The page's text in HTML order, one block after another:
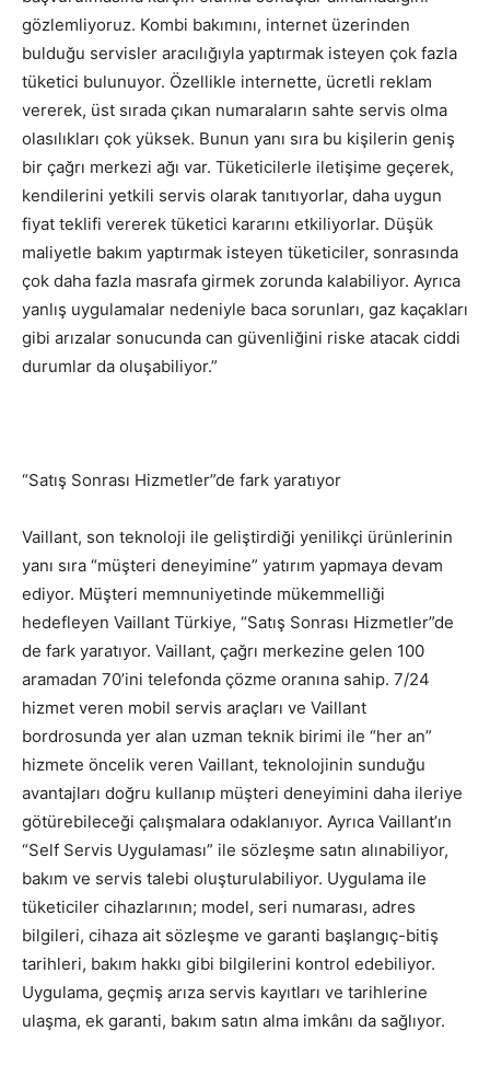
gözlemliyoruz. Kombi bakımını, internet üzerinden
bulduğu servisler aracılığıyla yaptırmak isteyen çok fazla
tüketici bulunuyor. Özellikle internette, ücretli reklam
vererek, üst sırada çıkan numaraların sahte servis olma
olasılıkları çok yüksek. Bunun yanı sıra bu kişilerin geniş
bir çağrı merkezi ağı var. Tüketicilerle iletişime geçerek,
kendilerini yetkili servis olarak tanıtıyorlar, daha uygun
fiyat teklifi vererek tüketici kararını etkiliyorlar. Düşük
maliyetle bakım yaptırmak isteyen tüketiciler, sonrasında
çok daha fazla masrafa girmek zorunda kalabiliyor. Ayrıca
yanlış uygulamalar nedeniyle baca sorunları, gaz kaçakları
gibi arızalar sonucunda can güvenliğini riske atacak ciddi
durumlar da oluşabiliyor.”
“Satış Sonrası Hizmetler”de fark yaratıyor
Vaillant, son teknoloji ile geliştirdiği yenilikçi ürünlerinin
yanı sıra “müşteri deneyimine” yatırım yapmaya devam
ediyor. Müşteri memnuniyetinde mükemmelliği
hedefleyen Vaillant Türkiye, “Satış Sonrası Hizmetler”de
de fark yaratıyor. Vaillant, çağrı merkezine gelen 100
aramadan 70’ini telefonda çözme oranına sahip. 7/24
hizmet veren mobil servis araçları ve Vaillant
bordrosunda yer alan uzman teknik birimi ile “her an”
hizmete öncelik veren Vaillant, teknolojinin sunduğu
avantajları doğru kullanıp müşteri deneyimini daha ileriye
götürebileceği çalışmalara odaklanıyor. Ayrıca Vaillant’ın
“Self Servis Uygulaması” ile sözleşme satın alınabiliyor,
bakım ve servis talebi oluşturulabiliyor. Uygulama ile
tüketiciler cihazlarının; model, seri numarası, adres
bilgileri, cihaza ait sözleşme ve garanti başlangıç-bitiş
tarihleri, bakım hakkı gibi bilgilerini kontrol edebiliyor.
Uygulama, geçmiş arıza servis kayıtları ve tarihlerine
ulaşma, ek garanti, bakım satın alma imkânı da sağlıyor.